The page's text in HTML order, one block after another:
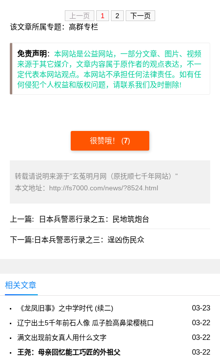
上一页 1 2 下一页
该文章所属专题： 高群专栏
免责声明 ： 本网站是公益网站，一部分文章、图片、视频
来源于其它媒介，文章内容属于原作者的观点表达，不一
定代表本网站观点。本网站不承担任何法律责任。如有任
何侵犯个人权益和版权问题，请联系我们及时删除!
很赞哦！ (7)
转载请说明来源于"玄菟明月网（原抚顺七千年网站）"
本文地址： http://fs7000.com/news/?8524.html
上一篇: 日本兵警恶行录之五：民地筑炮台
下一篇: 日本兵警恶行录之三：逞凶伤民众
相关文章
03-23
《龙凤旧事》之中学时代 (续二)
03-22
辽宁出土5千年前石人像 瓜子脸高鼻梁樱桃口
03-22
满文出现前女真人用什么文字
03-22
王尧：母亲回忆能工巧匠的外祖父